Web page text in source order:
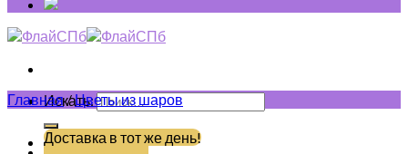
Искать:
Доставка в тот же день!
Главная/Цветы из шаров